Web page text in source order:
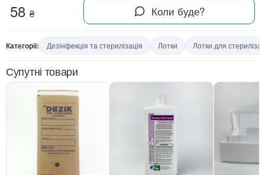
58 ₴ Коли буде?
Категорії: Дезінфекція та стерилізація Лотки Лотки для
Супутні товари